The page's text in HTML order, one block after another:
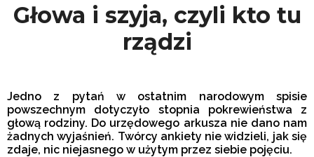
Głowa i szyja, czyli kto tu
rządzi
Jedno z pytań w ostatnim narodowym spisie
powszechnym dotyczyło stopnia pokrewieństwa z
głową rodziny. Do urzędowego arkusza nie dano nam
żadnych wyjaśnień. Twórcy ankiety nie widzieli, jak się
zdaje, nic niejasnego w użytym przez siebie pojęciu.